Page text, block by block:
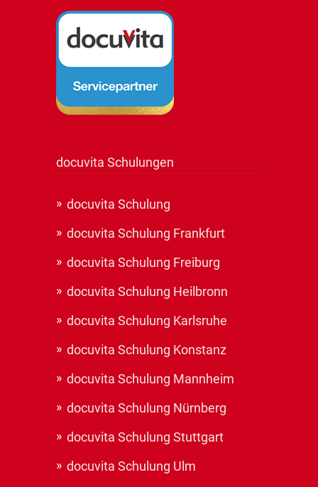
docuvita Schulungen
docuvita Schulung
docuvita Schulung Frankfurt
docuvita Schulung Freiburg
docuvita Schulung Heilbronn
docuvita Schulung Karlsruhe
docuvita Schulung Konstanz
docuvita Schulung Mannheim
docuvita Schulung Nürnberg
docuvita Schulung Stuttgart
docuvita Schulung Ulm